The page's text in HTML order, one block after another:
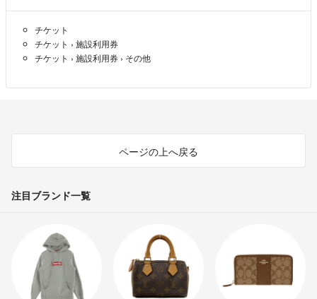
チケット
チケット › 施設利用券
チケット › 施設利用券 › その他
ページの上へ戻る
注目ブランド一覧